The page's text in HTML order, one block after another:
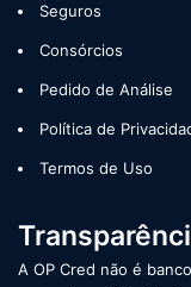
Seguros
Consórcios
Pedido de Análise
Política de
Termos de Uso
A OP Cred não é